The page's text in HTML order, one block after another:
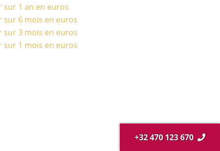
sur 1 an en euros
sur 6 mois en euros
sur 3 mois en euros
sur 1 mois en euros
+32 470 123 670